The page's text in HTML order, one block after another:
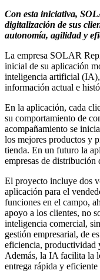
Con esta iniciativa,
digitalización de sus
autonomía, agilidad y
La empresa SOLAR
inicial de su aplicación
inteligencia artificial
información actual e
En la aplicación, cada
su comportamiento de
acompañamiento se
los mejores productos y
tienda. En un futuro la
empresas de distribución
El proyecto incluye dos
aplicación para el
funciones en el campo,
apoyo a los clientes, no
inteligencia comercial,
gestión empresarial, de
eficiencia, productividad
Además, la IA facilita la
entrega rápida y eficiente